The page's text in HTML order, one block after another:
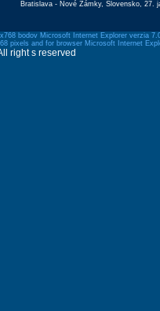
Bratislava - Nové Zámky, Slovensko, 27.
bodov Microsoft Internet Explorer verzia
pixels and for browser Microsoft Internet
right s reserved